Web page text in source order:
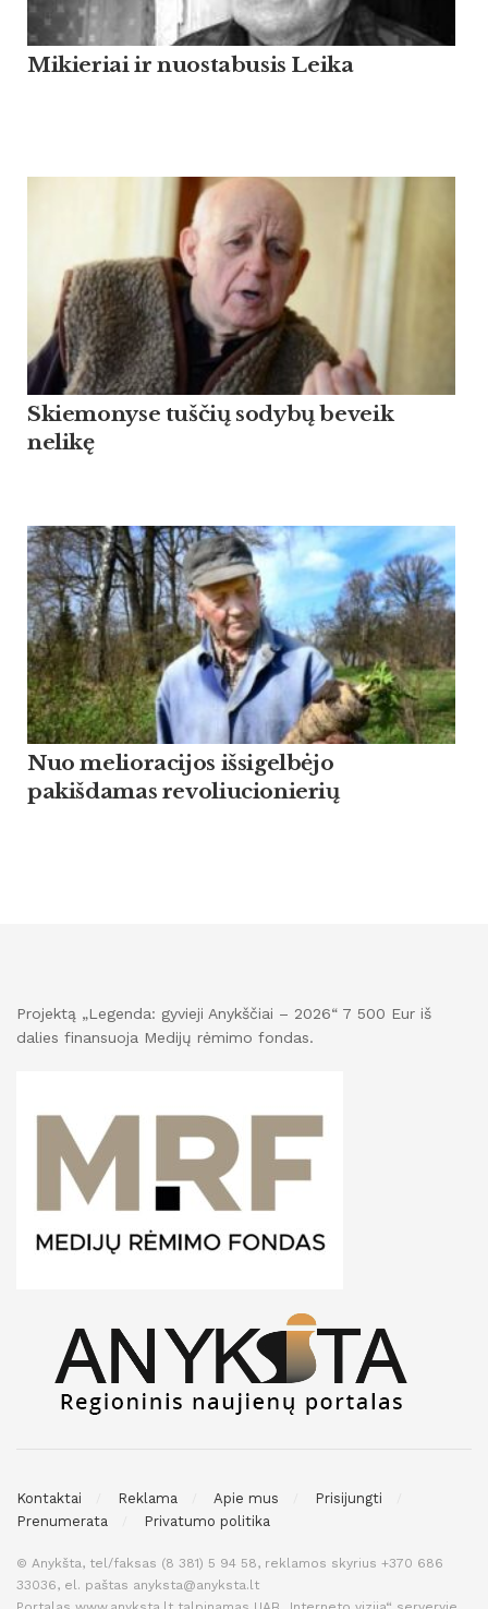
Mikieriai ir nuostabusis Leika
Skiemonyse tuščių sodybų beveik
nelikę
Nuo melioracijos išsigelbėjo
pakišdamas revoliucionierių
Projektą „Legenda: gyvieji Anykščiai – 2026“ 7 500 Eur iš
dalies finansuoja Medijų rėmimo fondas.
Kontaktai Reklama Apie mus
Prisijungti
Prenumerata
Privatumo politika
© Anykšta, tel/faksas (8 381) 5 94 58, reklamos skyrius +370 686
33036, el. paštas anyksta@anyksta.lt